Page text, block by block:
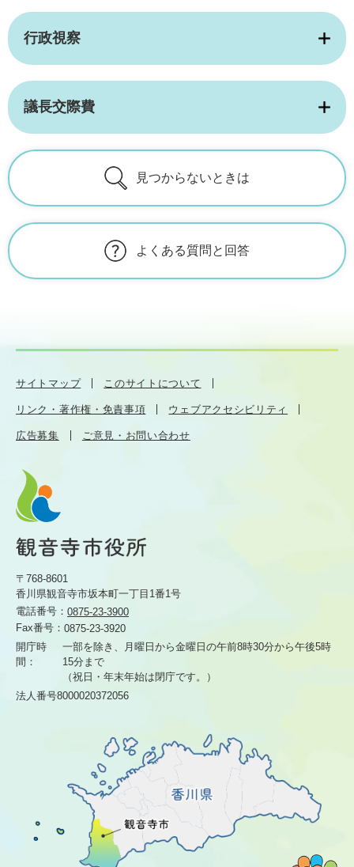
行政視察
議長交際費
見つからないときは
よくある質問と回答
サイトマップ このサイトについて
リンク・著作権・免責事項 ウェブアクセシビリティ
広告募集 ご意見・お問い合わせ
〒768-8601
香川県観音寺市坂本町一丁目1番1号
電話番号： 0875-23-3900
Fax番号： 0875-23-3920
開庁時
間：
一部を除き、月曜日から金曜日の午前8時30分から午後5時
15分まで
（祝日・年末年始は閉庁です。）
法人番号8000020372056